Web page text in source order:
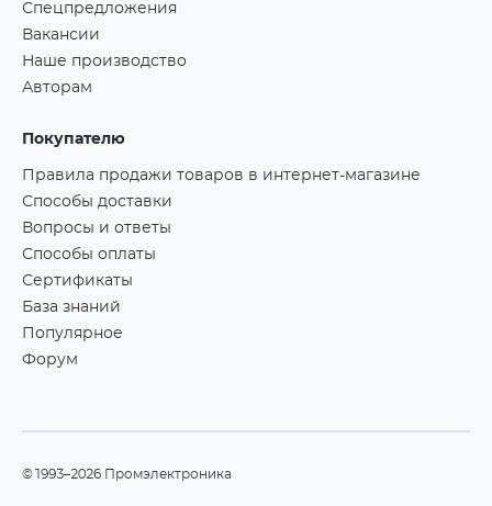
Спецпредложения
Вакансии
Наше производство
Авторам
Покупателю
Правила продажи товаров в интернет-магазине
Способы доставки
Вопросы и ответы
Способы оплаты
Сертификаты
База знаний
Популярное
Форум
©1993–2026 Промэлектроника